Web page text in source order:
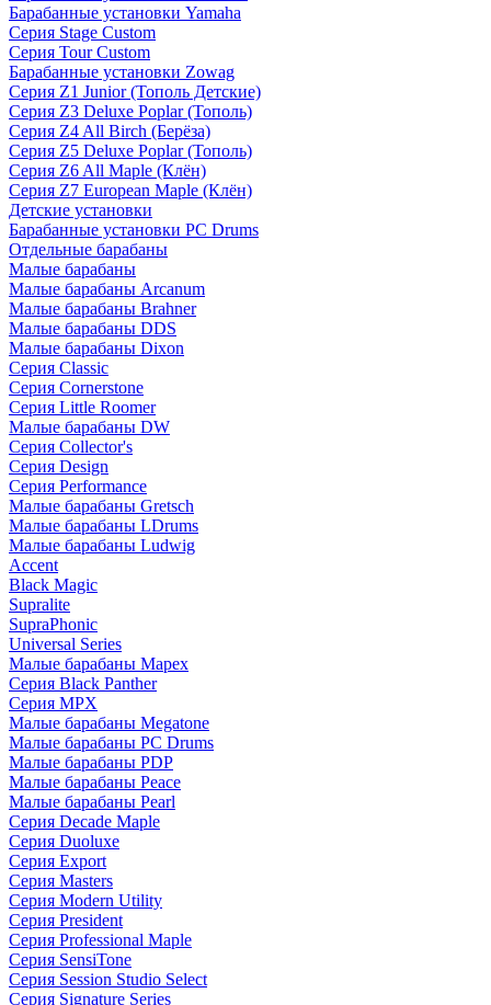
Барабанные установки Yamaha
Серия Stage Custom
Серия Tour Custom
Барабанные установки Zowag
Серия Z1 Junior (Тополь Детские)
Серия Z3 Deluxe Poplar (Тополь)
Серия Z4 All Birch (Берёза)
Серия Z5 Deluxe Poplar (Тополь)
Серия Z6 All Maple (Клён)
Серия Z7 European Maple (Клён)
Детские установки
Барабанные установки PC Drums
Отдельные барабаны
Малые барабаны
Малые барабаны Arcanum
Малые барабаны Brahner
Малые барабаны DDS
Малые барабаны Dixon
Серия Classic
Серия Cornerstone
Серия Little Roomer
Малые барабаны DW
Серия Collector's
Серия Design
Серия Performance
Малые барабаны Gretsch
Малые барабаны LDrums
Малые барабаны Ludwig
Accent
Black Magic
Supralite
SupraPhonic
Universal Series
Малые барабаны Mapex
Серия Black Panther
Серия MPX
Малые барабаны Megatone
Малые барабаны PC Drums
Малые барабаны PDP
Малые барабаны Peace
Малые барабаны Pearl
Серия Decade Maple
Серия Duoluxe
Серия Export
Серия Masters
Серия Modern Utility
Серия President
Серия Professional Maple
Серия SensiTone
Серия Session Studio Select
Серия Signature Series